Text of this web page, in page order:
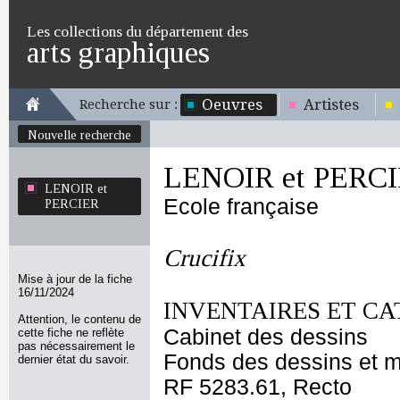
Les collections du département des
arts graphiques
Recherche sur : Oeuvres Artistes
Nouvelle recherche
LENOIR et
PERCIER
Mise à jour de la fiche
16/11/2024
Attention, le contenu de
cette fiche ne reflète
pas nécessairement le
dernier état du savoir.
LENOIR et
Ecole française
Crucifix
INVENTAIRES ET
Cabinet des dessins
Fonds des dessins et
RF 5283.61, Recto